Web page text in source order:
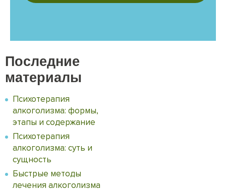
Последние
материалы
Психотерапия
алкоголизма: формы,
этапы и содержание
Психотерапия
алкоголизма: суть и
сущность
Быстрые методы
лечения алкоголизма